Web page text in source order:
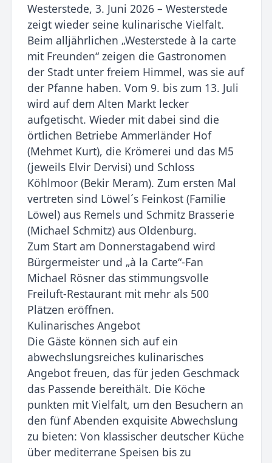
Westerstede, 3. Juni 2026 – Westerstede
zeigt wieder seine kulinarische Vielfalt.
Beim alljährlichen „Westerstede à la carte
mit Freunden“ zeigen die Gastronomen
der Stadt unter freiem Himmel, was sie auf
der Pfanne haben. Vom 9. bis zum 13. Juli
wird auf dem Alten Markt lecker
aufgetischt. Wieder mit dabei sind die
örtlichen Betriebe Ammerländer Hof
(Mehmet Kurt), die Krömerei und das M5
(jeweils Elvir Dervisi) und Schloss
Köhlmoor (Bekir Meram). Zum ersten Mal
vertreten sind Löwel´s Feinkost (Familie
Löwel) aus Remels und Schmitz Brasserie
(Michael Schmitz) aus Oldenburg.
Zum Start am Donnerstagabend wird
Bürgermeister und „à la Carte“-Fan
Michael Rösner das stimmungsvolle
Freiluft-Restaurant mit mehr als 500
Plätzen eröffnen.
Kulinarisches Angebot
Die Gäste können sich auf ein
abwechslungsreiches kulinarisches
Angebot freuen, das für jeden Geschmack
das Passende bereithält. Die Köche
punkten mit Vielfalt, um den Besuchern an
den fünf Abenden exquisite Abwechslung
zu bieten: Von klassischer deutscher Küche
über mediterrane Speisen bis zu